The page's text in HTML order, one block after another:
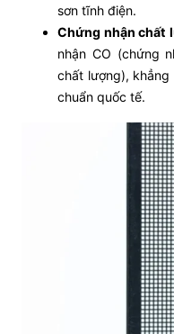
sơn tĩnh điện.
Chứng nhận chất
nhận CO (chứng
chất lượng),
chuẩn quốc tế.